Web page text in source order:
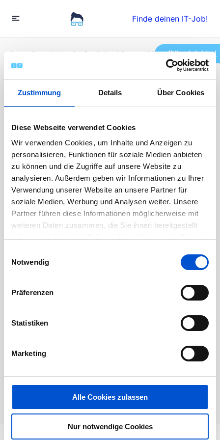
Zustimmung Details Über Cookies
Diese Webseite verwendet Cookies
Wir verwenden Cookies, um Inhalte und Anzeigen zu
personalisieren, Funktionen für soziale Medien anbieten
zu können und die Zugriffe auf unsere Website zu
analysieren. Außerdem geben wir Informationen zu Ihrer
Verwendung unserer Website an unsere Partner für
soziale Medien, Werbung und Analysen weiter. Unsere
Partner führen diese Informationen möglicherweise mit
weiteren Daten zusammen, die Sie ihnen bereitgestellt
Notwendig
Präferenzen
Statistiken
Marketing
Alle Cookies zulassen
Nur notwendige Cookies
Finde deinen IT-Job!
Startseite Jobs
Senior Sales & Partner Manager AI and
s+c (m/w/d)
Senior Sales & Partner
Manager AI and s+c
(m/w/d)
Vollzeit
Veröffentlicht vor 1 Jahr
90000 - 120000 EUR / Jahr
Die Bewerbungen sind abgeschlossen
Ihr Job hier!